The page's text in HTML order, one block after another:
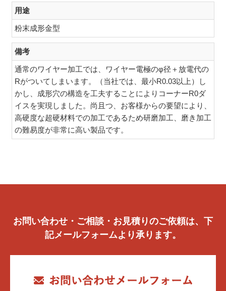
用途
粉末成形金型
備考
通常のワイヤー加工では、ワイヤー電極のφ径＋放電代の
Rがついてしまいます。（当社では、最小R0.03以上）し
かし、成形穴の構造を工夫することによりコーナーR0ダ
イスを実現しました。尚且つ、お客様からの要望により、
高硬度な超硬材料での加工であるため研磨加工、磨き加工
の難易度が非常に高い製品です。
お問い合わせ・ご相談・お見積りのご依頼は、下
記メールフォームより承ります。